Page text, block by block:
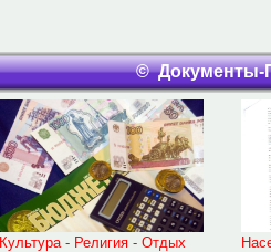
© Документы-
Культура - Религия - Отдых